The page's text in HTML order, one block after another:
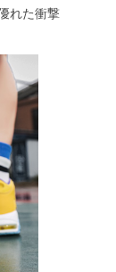
れた衝撃